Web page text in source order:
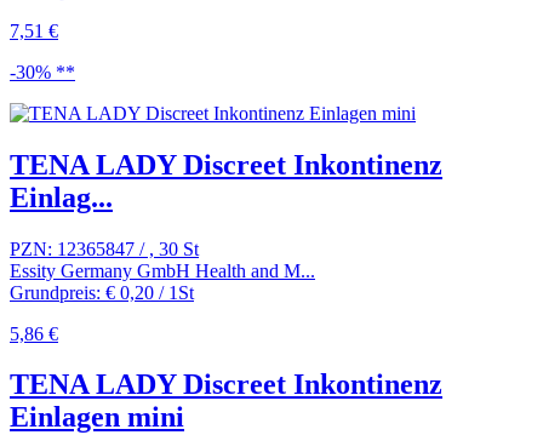
7,51 €
-30% **
TENA LADY Discreet Inkontinenz
Einlag...
PZN: 12365847 / , 30 St
Essity Germany GmbH Health and M...
Grundpreis: € 0,20 / 1St
5,86 €
TENA LADY Discreet Inkontinenz
Einlagen mini